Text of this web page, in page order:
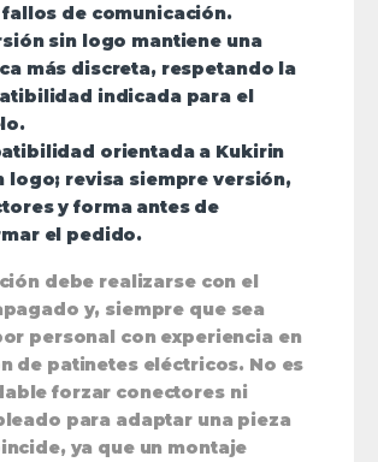
fallos de comunicación.
sin logo mantiene una
más discreta, respetando la
indicada para el
orientada a Kukirin
logo; revisa siempre versión,
y forma antes de
el pedido.
debe realizarse con el
y, siempre que sea
personal con experiencia en
de patinetes eléctricos. No es
forzar conectores ni
para adaptar una pieza
ya que un montaje